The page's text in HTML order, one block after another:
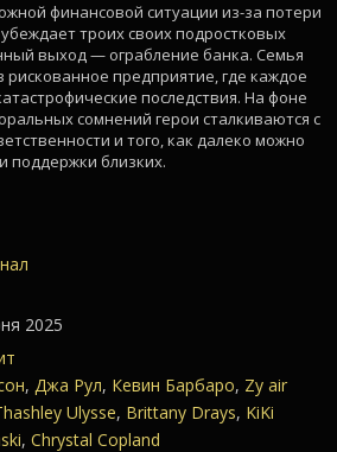
финансовой ситуации из-за потери
троих своих подростковых
выход — ограбление банка. Семья
рискованное предприятие, где каждое
последствия. На фоне
сомнений герои сталкиваются с
и того, как далеко можно
поддержки близких.
2025
, Джа Рул, Кевин Барбаро, Zy air
Ulysse, Brittany Drays, KiKi
, Chrystal Copland